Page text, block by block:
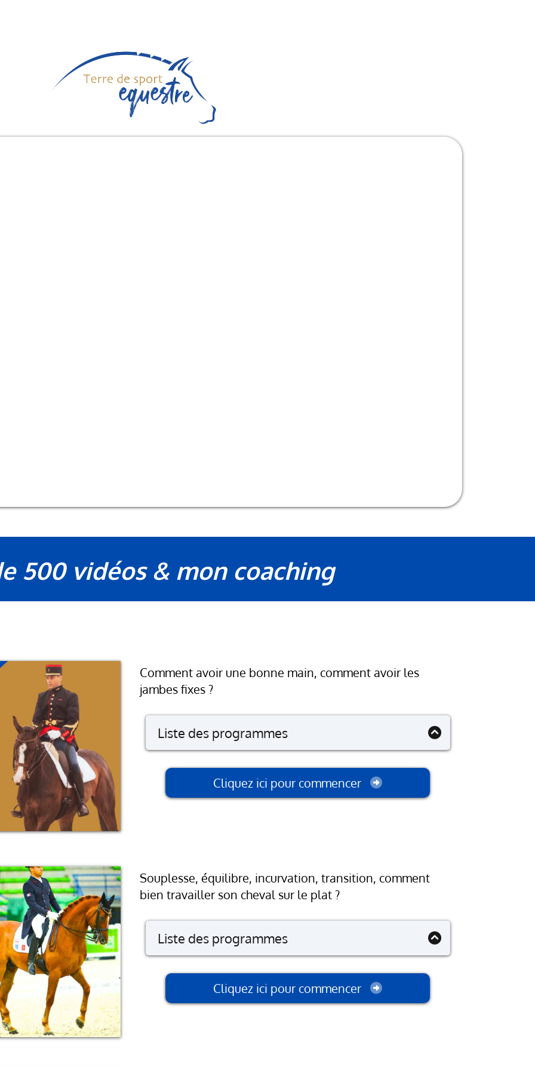
500 vidéos & mon coaching
Comment avoir une bonne main, comment avoir les
jambes fixes ?
Liste des programmes
Les mains
Le regard
Les épaules
La respiration
Cliquez ici pour commencer
Souplesse, équilibre, incurvation, transition, comment
bien travailler son cheval sur le plat ?
Liste des programmes
La méthode TDSE de A à Z
Bien détendre sur le plat
Travailler la bonne attitude
Cliquez ici pour commencer